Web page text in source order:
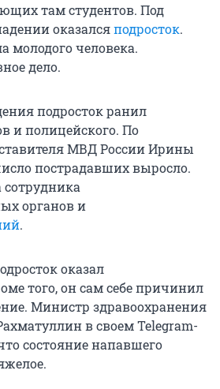
там студентов. Под
оказалсяподросток.
молодого человека.
дело.
подросток ранил
и полицейского. По
МВД России Ирины
пострадавших выросло.
сотрудника
органов и
.
оказал
того, он сам себе причинил
Министр здравоохранения
в своем Telegram-
состояние напавшего